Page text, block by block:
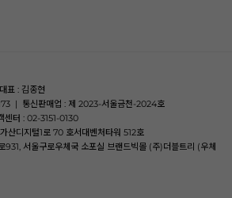
대표 : 김종현
| 통신판매업 : 제 2023-서울금천-2024호
센터 : 02-3151-0130
산디지털1로 70 호서대벤처타워 512호
931, 서울구로우체국 소포실 브랜드빅몰 (주)더블트리 (우체